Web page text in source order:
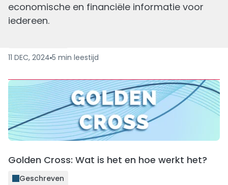
economische en financiële informatie voor
iedereen.
Wat Betekent UCITS ETF?
11 DEC, 2024 5 min leestijd
Golden Cross: Wat is het en hoe werkt het?
Geschreven